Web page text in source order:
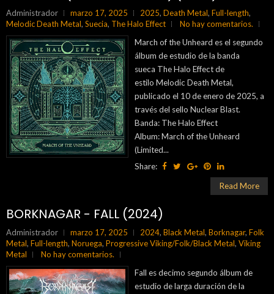
Administrador marzo 17, 2025 2025, Death Metal, Full-length,
Melodic Death Metal, Suecia, The Halo Effect
No hay comentarios.
March of the Unheard es el segundo
álbum de estudio de la banda
sueca The Halo Effect de
estilo Melodic Death Metal,
publicado el 10 de enero de 2025, a
través del sello Nuclear Blast.
Banda: The Halo Effect
Album: March of the Unheard
(Limited...
Share:
Read More
BORKNAGAR - FALL (2024)
Administrador marzo 17, 2025 2024, Black Metal, Borknagar, Folk
Metal, Full-length, Noruega, Progressive Viking/Folk/Black Metal, Viking
Metal
No hay comentarios.
Fall es decimo segundo álbum de
estudio de larga duración de la